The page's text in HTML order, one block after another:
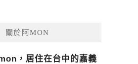
關於阿MON
，居住在台中的嘉義